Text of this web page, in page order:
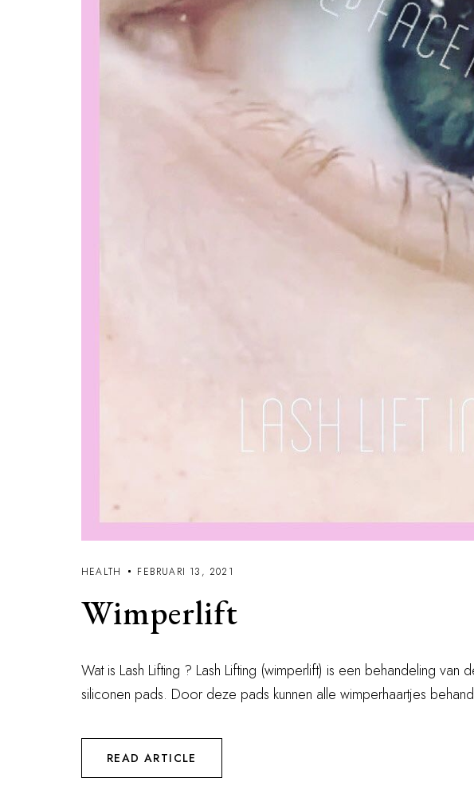
HEALTH FEBRUARI 13, 2021
Wimperlift
Wat is Lash Lifting ? Lash Lifting (wimperlift) is een behandeling
siliconen pads. Door deze pads kunnen alle wimperhaartjes
READ ARTICLE